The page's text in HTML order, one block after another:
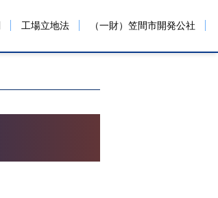
工場立地法 （一財）笠間市開発公社